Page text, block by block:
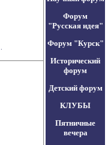
Форум
"Русская идея"
Форум "Курск"
Исторический
форум
Детский форум
КЛУБЫ
Пятничные
вечера